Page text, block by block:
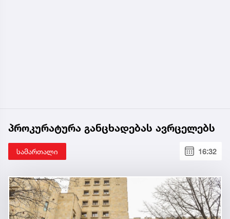
პროკურატურა განცხადებას ავრცელებს
სამართალი 16:32